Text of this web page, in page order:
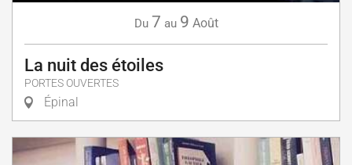
Du 7 au 9 Août
La nuit des étoiles
PORTES OUVERTES
Épinal